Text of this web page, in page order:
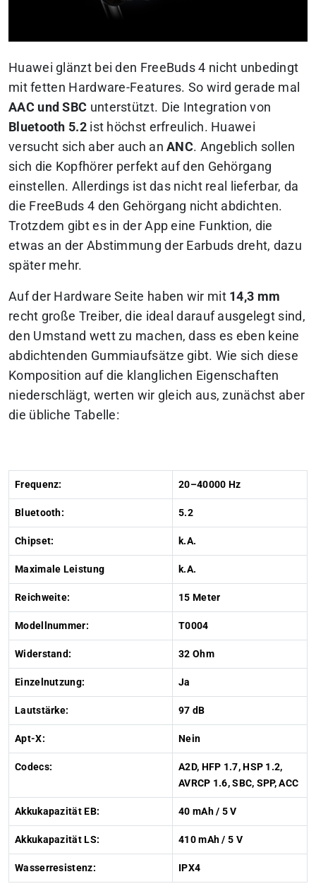
Huawei glänzt bei den FreeBuds 4 nicht unbedingt
mit fetten Hardware-Features. So wird gerade mal
AAC und SBC unterstützt. Die Integration von
Bluetooth 5.2ist höchst erfreulich. Huawei
versucht sich aber auch anANC. Angeblich sollen
sich die Kopfhörer perfekt auf den Gehörgang
einstellen. Allerdings ist das nicht real lieferbar, da
die FreeBuds 4 den Gehörgang nicht abdichten.
Trotzdem gibt es in der App eine Funktion, die
etwas an der Abstimmung der Earbuds dreht, dazu
später mehr.
Auf der Hardware Seite haben wir mit 14,3 mm
recht große Treiber, die ideal darauf ausgelegt sind,
den Umstand wett zu machen, dass es eben keine
abdichtenden Gummiaufsätze gibt. Wie sich diese
Komposition auf die klanglichen Eigenschaften
niederschlägt, werten wir gleich aus, zunächst aber
die übliche Tabelle:
Frequenz: 20–40000 Hz
Bluetooth: 5.2
Chipset: k.A.
Maximale Leistung k.A.
Reichweite: 15 Meter
Modellnummer: T0004
Widerstand: 32 Ohm
Einzelnutzung: Ja
Lautstärke: 97 dB
Apt-X: Nein
Codecs:
A2D, HFP 1.7, HSP 1.2,
AVRCP 1.6, SBC, SPP, ACC
Akkukapazität EB: 40 mAh / 5 V
Akkukapazität LS: 410 mAh / 5 V
Wasserresistenz: IPX4